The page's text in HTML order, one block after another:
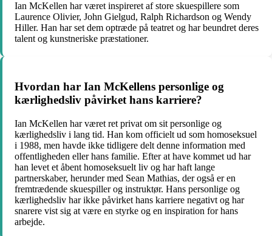
Ian McKellen har været inspireret af store skuespillere som
Laurence Olivier, John Gielgud, Ralph Richardson og Wendy
Hiller. Han har set dem optræde på teatret og har beundret deres
talent og kunstneriske præstationer.
Hvordan har Ian McKellens personlige og
kærlighedsliv påvirket hans karriere?
Ian McKellen har været ret privat om sit personlige og
kærlighedsliv i lang tid. Han kom officielt ud som homoseksuel
i 1988, men havde ikke tidligere delt denne information med
offentligheden eller hans familie. Efter at have kommet ud har
han levet et åbent homoseksuelt liv og har haft lange
partnerskaber, herunder med Sean Mathias, der også er en
fremtrædende skuespiller og instruktør. Hans personlige og
kærlighedsliv har ikke påvirket hans karriere negativt og har
snarere vist sig at være en styrke og en inspiration for hans
arbejde.